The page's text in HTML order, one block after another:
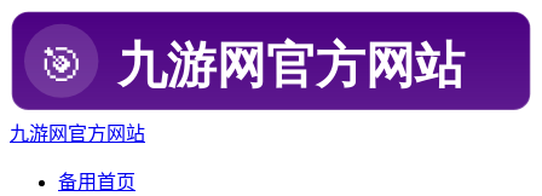
九游网官方网站
备用首页